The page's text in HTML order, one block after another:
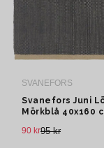
SVANEFORS
Svanefors Juni
Mörkblå 40x160
95 kr
90 kr